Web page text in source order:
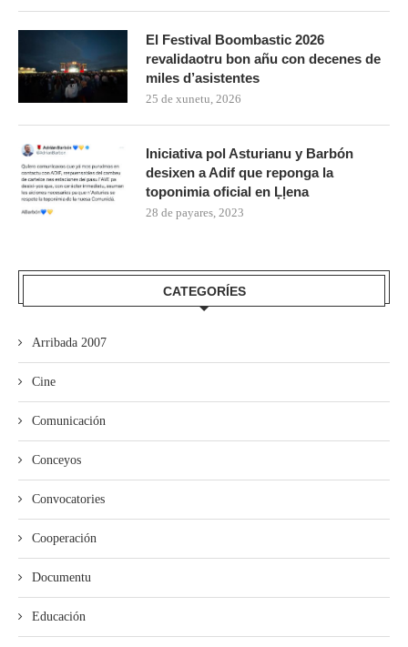
El Festival Boombastic 2026
revalidaotru bon añu con decenes de
miles d’asistentes
25 de xunetu, 2026
Iniciativa pol Asturianu y Barbón
desixen a Adif que reponga la
toponimia oficial en Ḷḷena
28 de payares, 2023
CATEGORÍES
Arribada 2007
Cine
Comunicación
Conceyos
Convocatories
Cooperación
Documentu
Educación